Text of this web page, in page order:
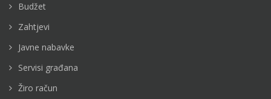
Budžet
Zahtjevi
Javne nabavke
Servisi građana
Žiro račun